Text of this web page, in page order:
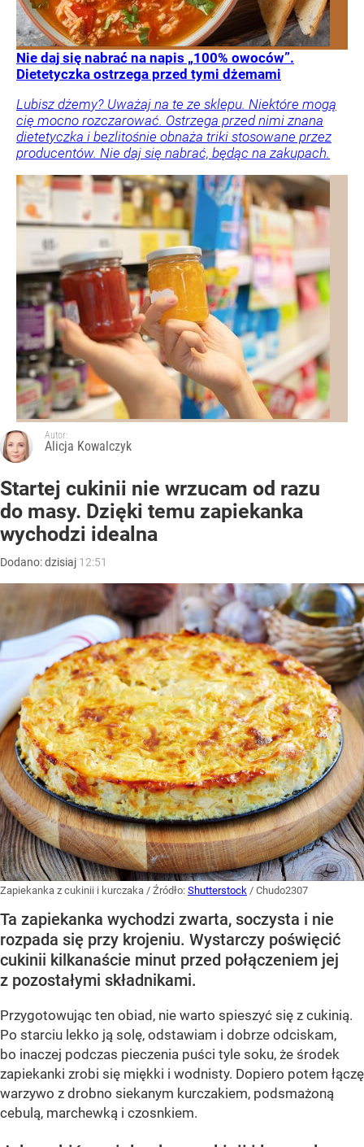
Nie daj się nabrać na napis „100% owoców”.
Dietetyczka ostrzega przed tymi dżemami
Lubisz dżemy? Uważaj na te ze sklepu. Niektóre mogą
cię mocno rozczarować. Ostrzega przed nimi znana
dietetyczka i bezlitośnie obnaża triki stosowane przez
producentów. Nie daj się nabrać, będąc na zakupach.
Autor:
Alicja Kowalczyk
Startej cukinii nie wrzucam od razu
do masy. Dzięki temu zapiekanka
wychodzi idealna
Dodano:dzisiaj 12:51
Zapiekanka z cukinii i kurczaka / Źródło: Shutterstock / Chudo2307
Ta zapiekanka wychodzi zwarta, soczysta i nie
rozpada się przy krojeniu. Wystarczy poświęcić
cukinii kilkanaście minut przed połączeniem jej
z pozostałymi składnikami.
Przygotowując ten obiad, nie warto spieszyć się z cukinią.
Po starciu lekko ją solę, odstawiam i dobrze odciskam,
bo inaczej podczas pieczenia puści tyle soku, że środek
zapiekanki zrobi się miękki i wodnisty. Dopiero potem łączę
warzywo z drobno siekanym kurczakiem, podsmażoną
cebulą, marchewką i czosnkiem.